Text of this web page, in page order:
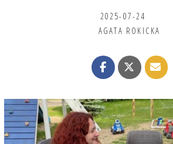
2025-07-24
AGATA ROKICKA